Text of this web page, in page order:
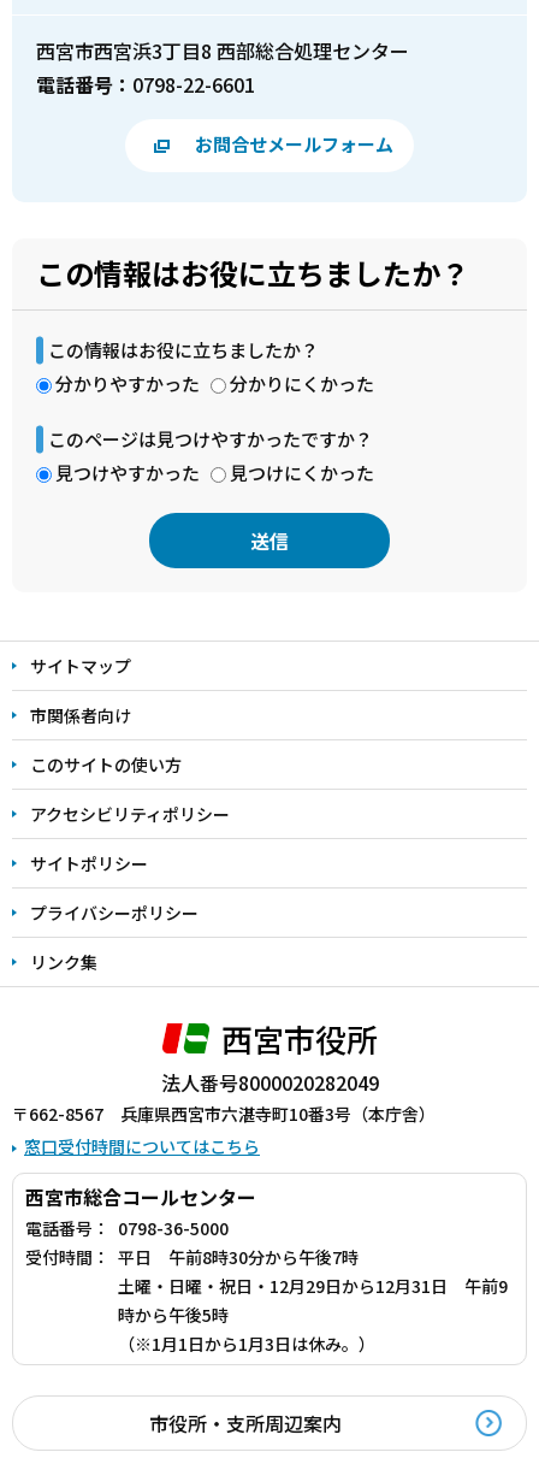
西宮市西宮浜3丁目8 西部総合処理センター
電話番号： 0798-22-6601
お問合せメールフォーム
この情報はお役に立ちましたか？
この情報はお役に立ちましたか？
分かりやすかった
分かりにくかった
このページは見つけやすかったですか？
見つけやすかった
見つけにくかった
文
こ
こ
ま
で
サイトマップ
市関係者向け
このサイトの使い方
アクセシビリティポリシー
サイトポリシー
プライバシーポリシー
リンク集
西宮市役所
法人番号8000020282049
〒662-8567 兵庫県西宮市六湛寺町10番3号（本庁舎）
窓口受付時間についてはこちら
西宮市総合コールセンター
電話番号：
0798-36-5000
受付時間：
平日 午前8時30分から午後7時
土曜・日曜・祝日・12月29日から12月31日 午前9
時から午後5時
（※1月1日から1月3日は休み。）
市役所・支所周辺案内